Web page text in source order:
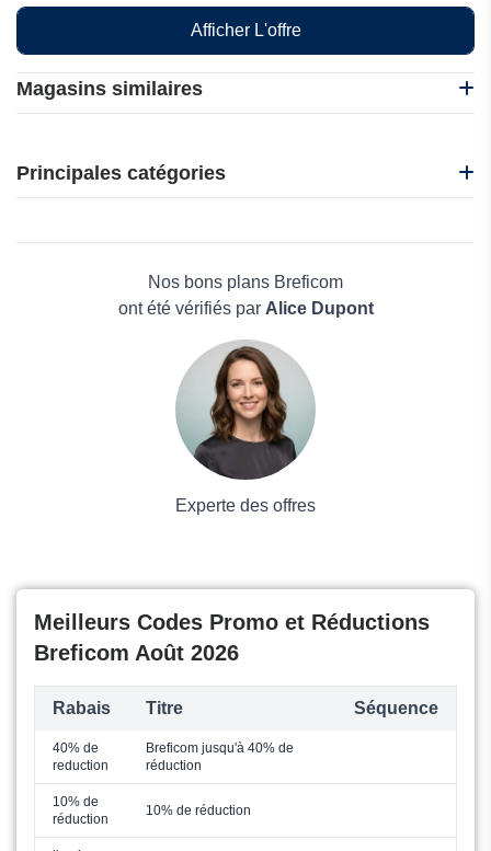
Magasins similaires
i-Run
Idakoos
Nasty Gal
Principales catégories
Maison & JardinNos bons plans Breficom
ont été vérifiés par Alice Dupont
Experte des offres
Afficher L'offre
Meilleurs Codes Promo et Réductions
Breficom Août 2026
Rabais Titre Séquence
40% de
reduction
Breficom jusqu'à 40% de
réduction
10% de
réduction
10% de réduction